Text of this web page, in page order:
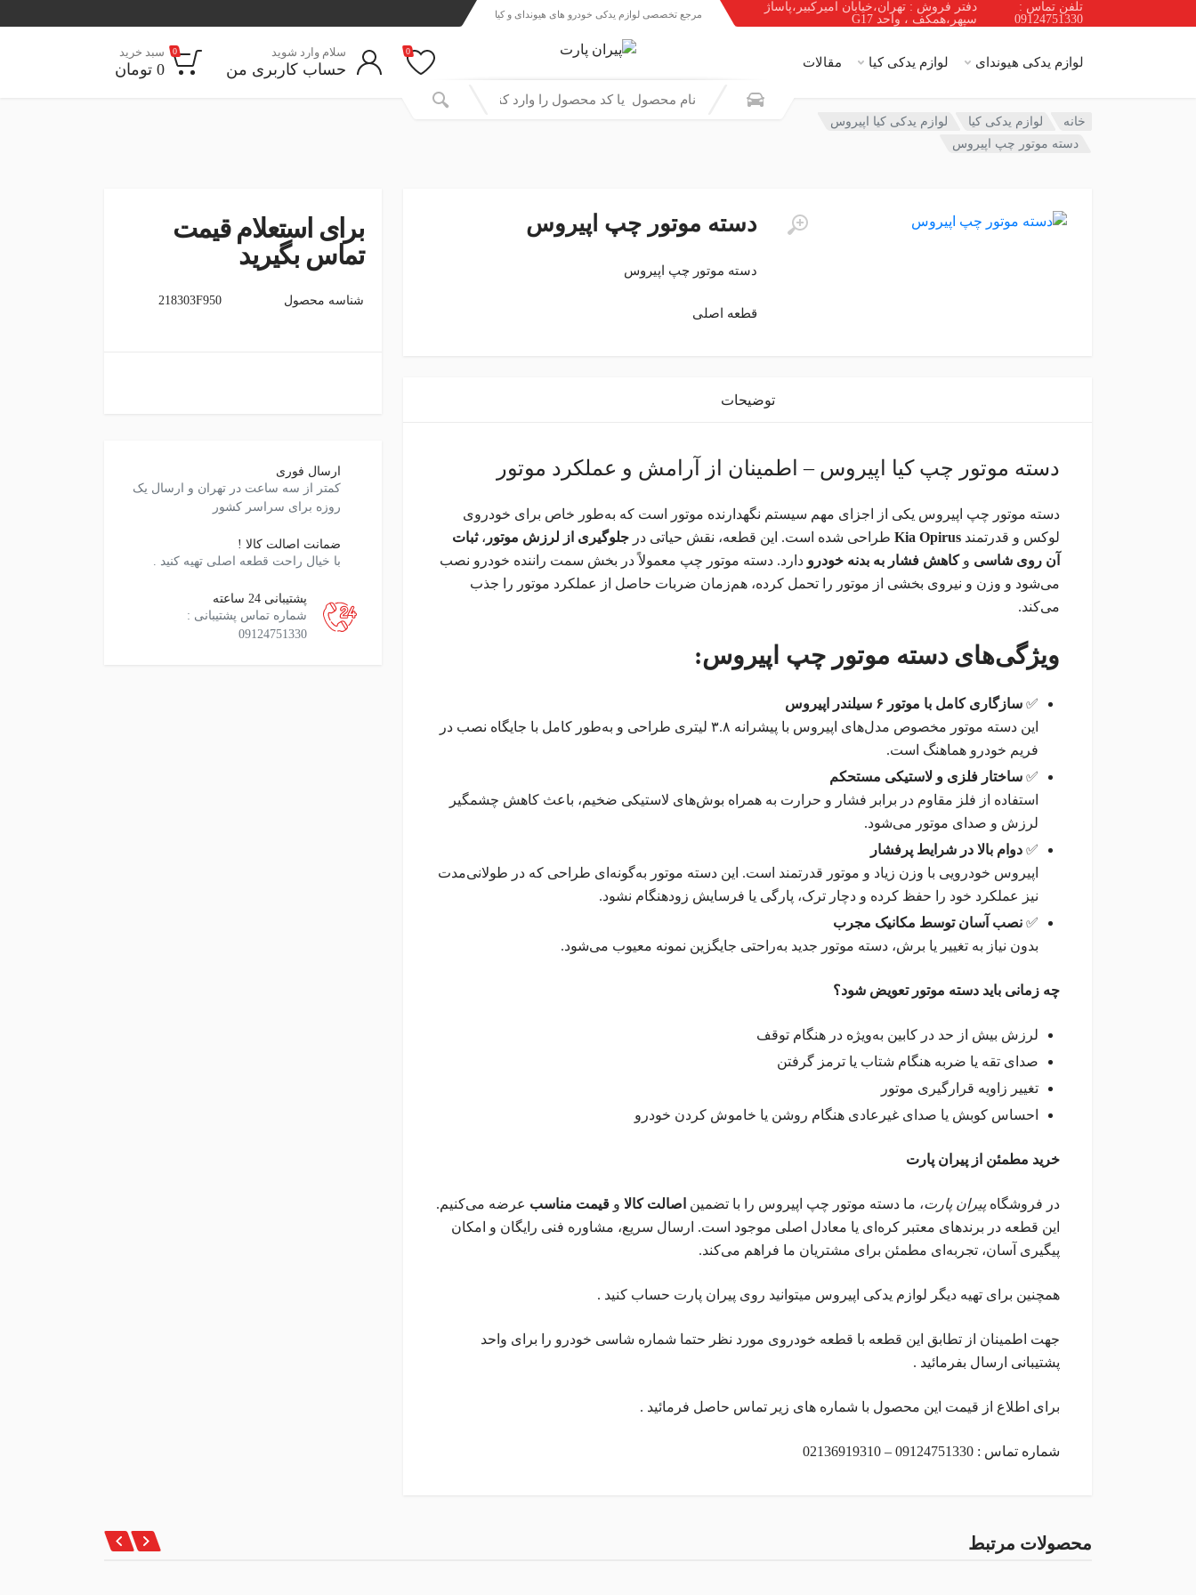
تلفن تماس :
09124751330
دفتر فروش : تهران،خیابان امیرکبیر،پاساژ
سپهر،همکف ، واحد G17
لوازم یدکی هیوندای لوازم یدکی کیا مقالات
مرجع تخصصی لوازم یدکی خودرو های هیوندای و کیا
0 سلام وارد شوید
حساب کاربری من
0 سبد خرید
0 تومان
خانه لوازم یدکی کیا
لوازم یدکی کیا اپیروس
دسته موتور چپ اپیروس
دسته موتور چپ اپیروس
دسته موتور چپ اپیروس
قطعه اصلی
برای استعلام قیمت
تماس بگیرید
شناسه محصول 218303F950
ارسال فوری
کمتر از سه ساعت در تهران و ارسال یک
روزه برای سراسر کشور
ضمانت اصالت کالا !
با خیال راحت قطعه اصلی تهیه کنید .
پشتیبانی 24 ساعته
شماره تماس پشتیبانی :
09124751330
توضیحات
دسته موتور چپ کیا اپیروس – اطمینان از آرامش و عملکرد موتور
دسته موتور چپ اپیروس یکی از اجزای مهم سیستم نگهدارنده موتور است که به‌طور خاص برای خودروی
لوکس و قدرتمند Kia Opirus طراحی شده است. این قطعه، نقش حیاتی در جلوگیری از لرزش موتور ،ثبات
آن روی شاسی وکاهش فشار به بدنه خودرو دارد. دسته موتور چپ معمولاً در بخش سمت راننده خودرو نصب
می‌شود و وزن و نیروی بخشی از موتور را تحمل کرده، هم‌زمان ضربات حاصل از عملکرد موتور را جذب
می‌کند.
ویژگی‌های دسته موتور چپ اپیروس:
✅ سازگاری کامل با موتور ۶ سیلندر اپیروس
این دسته موتور مخصوص مدل‌های اپیروس با پیشرانه ۳.۸ لیتری طراحی و به‌طور کامل با جایگاه نصب در
فریم خودرو هماهنگ است.
✅ ساختار فلزی و لاستیکی مستحکم
استفاده از فلز مقاوم در برابر فشار و حرارت به همراه بوش‌های لاستیکی ضخیم، باعث کاهش چشمگیر
لرزش و صدای موتور می‌شود.
✅ دوام بالا در شرایط پرفشار
اپیروس خودرویی با وزن زیاد و موتور قدرتمند است. این دسته موتور به‌گونه‌ای طراحی که در طولانی‌مدت
نیز عملکرد خود را حفظ کرده و دچار ترک، پارگی یا فرسایش زودهنگام نشود.
✅ نصب آسان توسط مکانیک مجرب
بدون نیاز به تغییر یا برش، دسته موتور جدید به‌راحتی جایگزین نمونه معیوب می‌شود.
چه زمانی باید دسته موتور تعویض شود؟
لرزش بیش از حد در کابین به‌ویژه در هنگام توقف
صدای تقه یا ضربه هنگام شتاب‌ یا ترمز گرفتن
تغییر زاویه قرارگیری موتور
احساس کوبش یا صدای غیرعادی هنگام روشن یا خاموش کردن خودرو
خرید مطمئن از پیران پارت
در فروشگاه پیران پارت، ما دسته موتور چپ اپیروس را با تضمین اصالت کالا و قیمت مناسب عرضه می‌کنیم.
این قطعه در برندهای معتبر کره‌ای یا معادل اصلی موجود است. ارسال سریع، مشاوره فنی رایگان و امکان
پیگیری آسان، تجربه‌ای مطمئن برای مشتریان ما فراهم می‌کند.
همچنین برای تهیه دیگر لوازم یدکی اپیروس میتوانید روی پیران پارت حساب کنید .
جهت اطمینان از تطابق این قطعه با قطعه خودروی مورد نظر حتما شماره شاسی خودرو را برای واحد
پشتیبانی ارسال بفرمائید .
برای اطلاع از قیمت این محصول با شماره های زیر تماس حاصل فرمائید .
شماره تماس : 09124751330 – 02136919310
محصولات مرتبط